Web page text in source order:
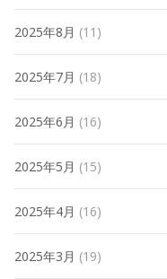
2025年8月 (11)
2025年7月 (18)
2025年6月 (16)
2025年5月 (15)
2025年4月 (16)
2025年3月 (19)